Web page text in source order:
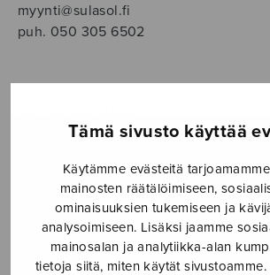
Tämä sivusto käyttää
Käytämme evästeitä
mainosten räätälöimiseen,
ominaisuuksien tukemiseen ja
analysoimiseen. Lisäksi jaamme
mainosalan ja analytiikka-alan
tietoja siitä, miten käytät
myynti@sulasol.fi
puh. 050 305 6502